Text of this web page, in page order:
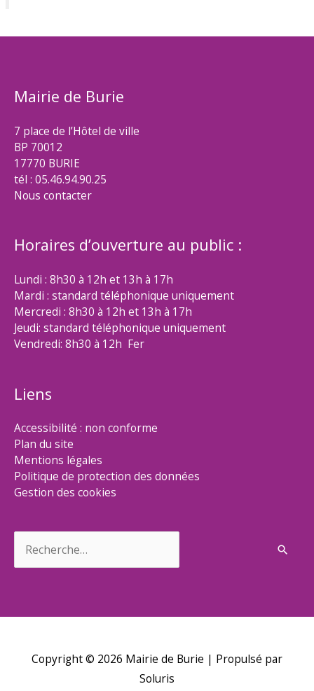
Mairie de Burie
7 place de l’Hôtel de ville
BP 70012
17770 BURIE
tél : 05.46.94.90.25
Nous contacter
Horaires d’ouverture au public :
Lundi : 8h30 à 12h et 13h à 17h
Mardi : standard téléphonique uniquement
Mercredi : 8h30 à 12h et 13h à 17h
Jeudi: standard téléphonique uniquement
Vendredi: 8h30 à 12h Fer
Liens
Accessibilité : non conforme
Plan du site
Mentions légales
Politique de protection des données
Gestion des cookies
Copyright © 2026 Mairie de Burie | Propulsé par
Soluris